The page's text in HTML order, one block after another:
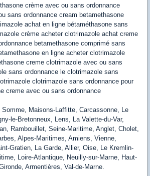
crème avec ou sans ordonnance
sans ordonnance cream betamethasone
achat en ligne bétaméthasone sans
crème acheter clotrimazole achat creme
betamethasone comprimé sans
en ligne acheter clotrimazole
creme clotrimazole avec ou sans
sans ordonnance le clotrimazole sans
clotrimazole sans ordonnance pour
creme avec ou sans ordonnance
Somme, Maisons-Laffitte, Carcassonne, Le
le-Bretonneux, Lens, La Valette-du-Var,
Rambouillet, Seine-Maritime, Anglet, Cholet,
Alpes-Maritimes, Amiens, Vienne,
Gratien, La Garde, Allier, Oise, Le Kremlin-
Loire-Atlantique, Neuilly-sur-Marne, Haut-
Armentières, Val-de-Marne.